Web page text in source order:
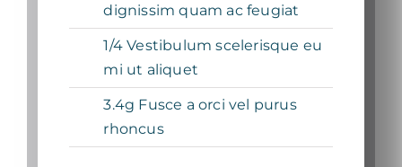
dignissim quam ac feugiat
1/4 Vestibulum scelerisque eu
mi ut aliquet
3.4g Fusce a orci vel purus
rhoncus